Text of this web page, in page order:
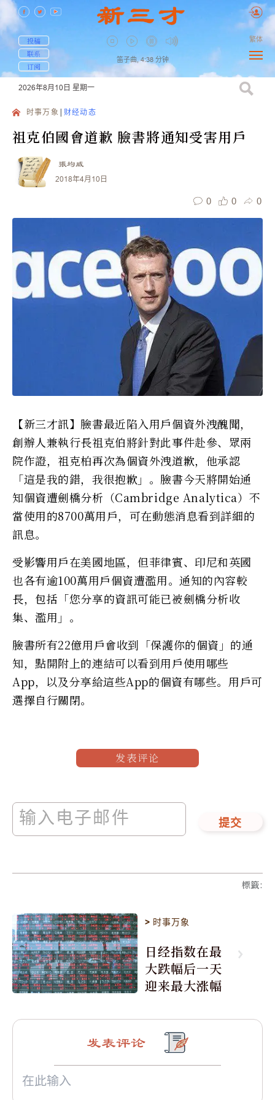
投稿
联系
订阅
笛子曲, 4:38 分钟
繁体
2026年8月10日 星期一
时事万象 财经动态
祖克伯國會道歉 臉書將通知受害用戶
張均威
2018年4月10日
0 0 0
【新三才訊】臉書最近陷入用戶個資外洩醜聞，
創辦人兼執行長祖克伯將針對此事件赴參、眾兩
院作證，祖克柏再次為個資外洩道歉，他承認
「這是我的錯，我很抱歉」。臉書今天將開始通
知個資遭劍橋分析（Cambridge Analytica）不
當使用的8700萬用戶，可在動態消息看到詳細的
訊息。
受影響用戶在美國地區，但菲律賓、印尼和英國
也各有逾100萬用戶個資遭濫用。通知的內容較
長，包括「您分享的資訊可能已被劍橋分析收
集、濫用」。
臉書所有22億用戶會收到「保護你的個資」的通
知，點開附上的連結可以看到用戶使用哪些
App，以及分享給這些App的個資有哪些。用戶可
選擇自行關閉。
发表评论
提交
標籤:
> 时事万象
日经指数在最
大跌幅后一天
迎来最大涨幅
发表评论